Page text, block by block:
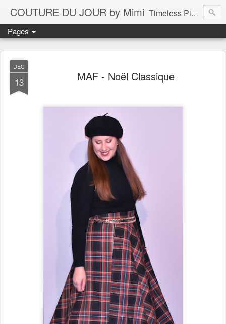
COUTURE DU JOUR by Mimi Timeless Pieces - A Reflection of Lasting Fashion
Pages
DEC
13 MAF - Noël Classique